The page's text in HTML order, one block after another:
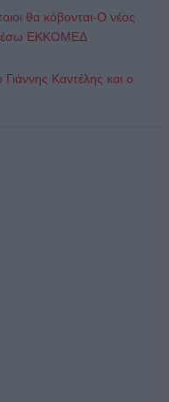
θα κόβονται-Ο νέος
μέσω ΕΚΚΟΜΕΔ
Καντέλης και ο